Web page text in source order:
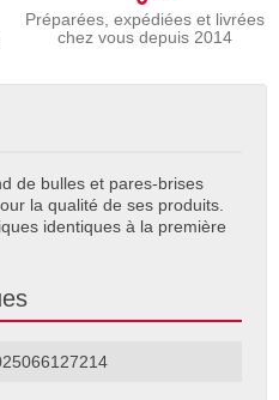
Préparées, expédiées et livrées
chez vous depuis 2014
de bulles et pares-brises
la qualité de ses produits.
identiques à la première